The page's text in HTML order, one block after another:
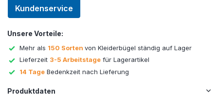
Kundenservice
Unsere Vorteile:
Mehr als 150 Sorten von Kleiderbügel ständig auf Lager
Lieferzeit 3-5 Arbeitstage für Lagerartikel
14 Tage Bedenkzeit nach Lieferung
Produktdaten